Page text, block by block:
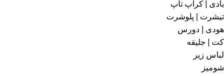
بادی | کراپ تاپ
تیشرت | پلوشرت
هودی | دورس
کت | جلیقه
لباس زیر
شومیز